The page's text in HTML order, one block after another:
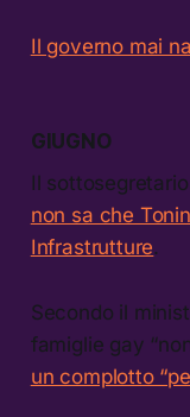
Il governo mai
GIUGNO
Il
non sa che
Infrastrutture.
Secondo il
famiglie gay
un complotto